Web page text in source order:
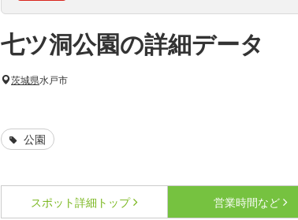
七ツ洞公園の詳細データ
茨城県水戸市
公園
スポット詳細 トップ 営業時間など